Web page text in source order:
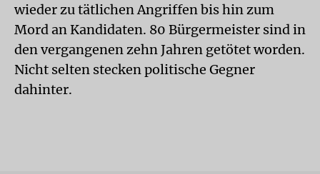
wieder zu tätlichen Angriffen bis hin zum
Mord an Kandidaten. 80 Bürgermeister sind in
den vergangenen zehn Jahren getötet worden.
Nicht selten stecken politische Gegner
dahinter.